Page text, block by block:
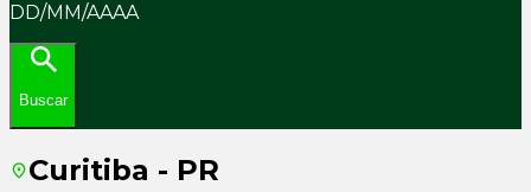
DD/MM/AAAA
Buscar
Curitiba - PR